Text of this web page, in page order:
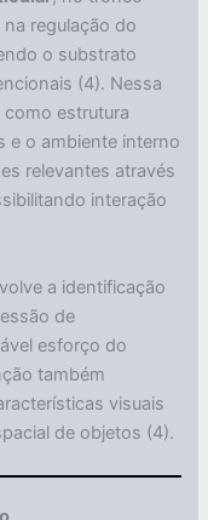
regulação do
o substrato
(4). Nessa
estrutura
e o ambiente interno
relevantes através
interação
a identificação
de
esforço do
também
visuais
de objetos (4).